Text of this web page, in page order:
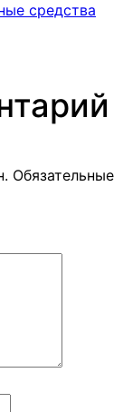
средства
Обязательные